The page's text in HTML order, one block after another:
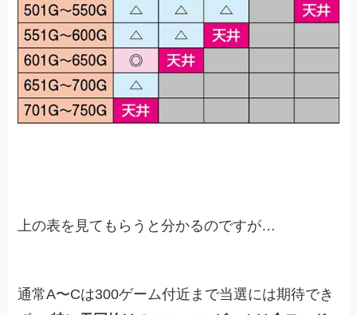
上の表を見てもらうと分かるのですが…
通常A〜Cは300ゲーム付近まで当選には期待でき